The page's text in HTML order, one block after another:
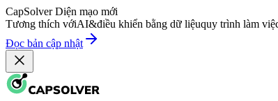
CapSolver Diện mạo mới
Tương thích vớiAI&điều khiển bằng dữ liệuquy trình làm
Đọc bản cập nhật